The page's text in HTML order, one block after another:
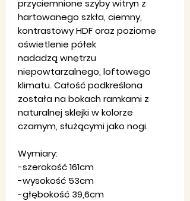
przyciemnione szyby witryn z
hartowanego szkła, ciemny,
kontrastowy HDF oraz poziome
oświetlenie półek
nadadzą wnętrzu
niepowtarzalnego, loftowego
klimatu. Całość podkreślona
została na bokach ramkami z
naturalnej sklejki w kolorze
czarnym, służącymi jako nogi.
Wymiary:
-szerokość 161cm
-wysokość 53cm
-głębokość 39,6cm